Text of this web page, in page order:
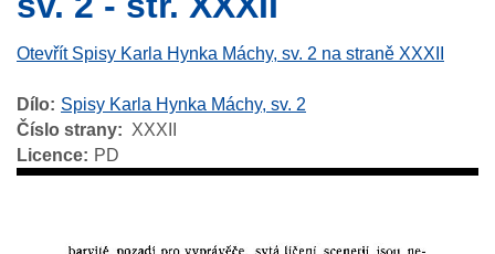
Otevřít Spisy Karla Hynka Máchy, sv. 2 na straně XXXII
Dílo
Spisy Karla Hynka Máchy, sv. 2
Číslo strany
XXXII
Licence
PD